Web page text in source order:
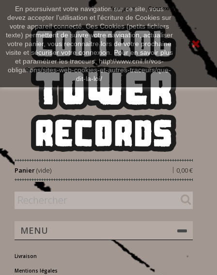
En poursuivant votre navigation sur ce site, vous
devez accepter l’utilisation et l'écriture de Cookies sur
votre appareil connecté. Ces Cookies (petits fichiers
texte) permettent de suivre votre navigation, actualiser
votre panier, vous reconnaitre lors de votre prochaine
visite et sécuriser votre connexion. Pour en savoir plus
et paramétrer les traceurs: http://www.cnil.fr/vos-
obligations/sites-web-cookies-et-autres-traceurs/que-
dit-la-loi/
Connexion
Français
Panier 0,00 €
|
(vide)
MENU
Livraison
Mentions légales